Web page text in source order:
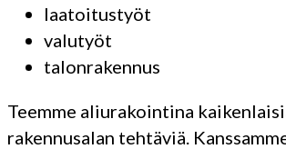
laatoitustyöt
valutyöt
talonrakennus
Teemme aliurakointina
rakennusalan tehtäviä.